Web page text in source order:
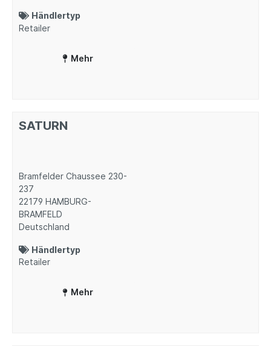
Händlertyp
Retailer
Mehr
SATURN
Bramfelder Chaussee 230-
237
22179 HAMBURG-
BRAMFELD
Deutschland
Händlertyp
Retailer
Mehr